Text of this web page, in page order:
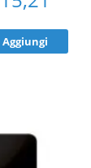
Aggiungi